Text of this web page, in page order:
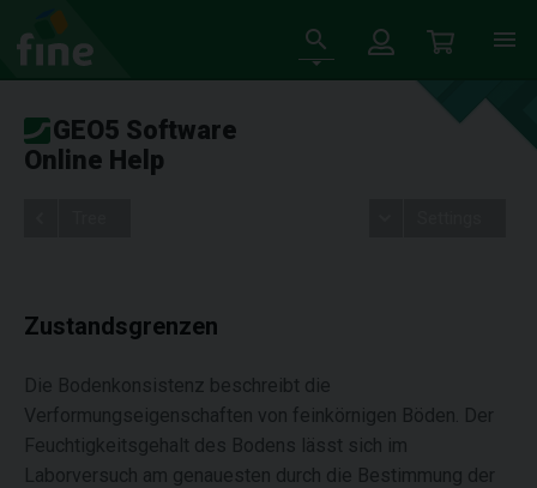
GEO5 Software
Online Help
Zustandsgrenzen
Die Bodenkonsistenz beschreibt die
Verformungseigenschaften von feinkörnigen Böden. Der
Feuchtigkeitsgehalt des Bodens lässt sich im
Laborversuch am genauesten durch die Bestimmung der